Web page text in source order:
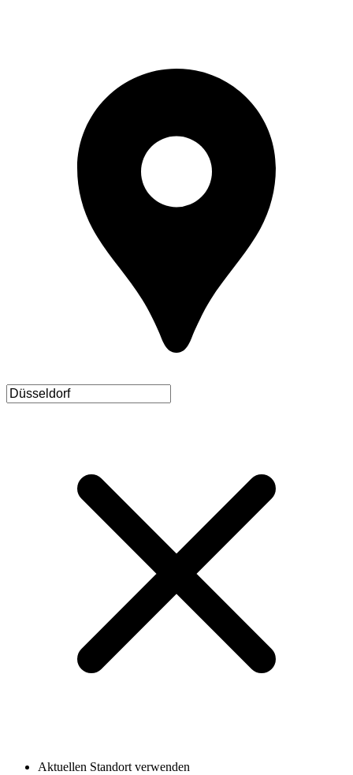
Aktuellen Standort verwenden